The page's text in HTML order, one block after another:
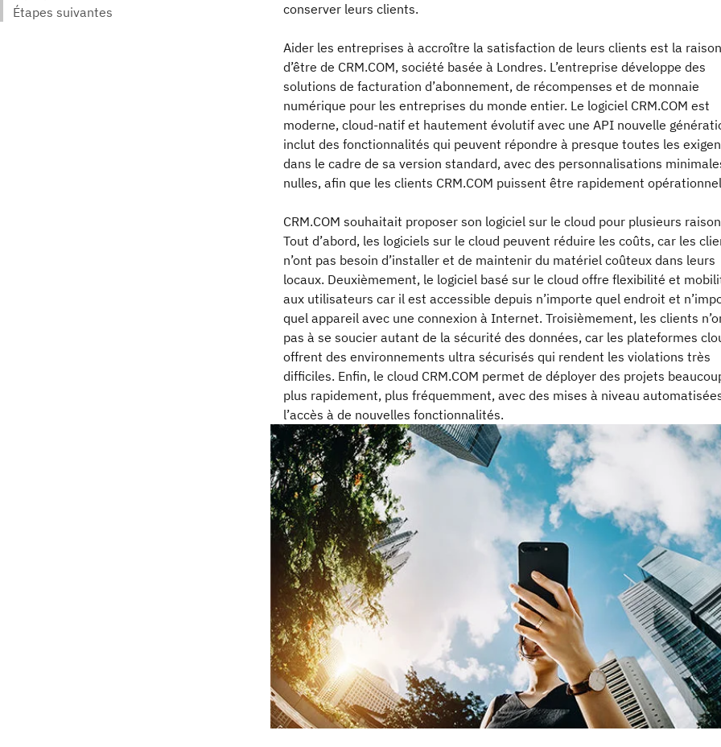
conserver leurs clients.
Aider les entreprises à accroître la satisfaction de leurs clients est la raison
d’être de CRM.COM, société basée à Londres. L’entreprise développe des
solutions de facturation d’abonnement, de récompenses et de monnaie
numérique pour les entreprises du monde entier. Le logiciel CRM.COM est
moderne, cloud-natif et hautement évolutif avec une API nouvelle
inclut des fonctionnalités qui peuvent répondre à presque toutes les
dans le cadre de sa version standard, avec des personnalisations
nulles, afin que les clients CRM.COM puissent être rapidement
CRM.COM souhaitait proposer son logiciel sur le cloud pour plusieurs
Tout d’abord, les logiciels sur le cloud peuvent réduire les coûts, car les
n’ont pas besoin d’installer et de maintenir du matériel coûteux dans leurs
locaux. Deuxièmement, le logiciel basé sur le cloud offre flexibilité et
aux utilisateurs car il est accessible depuis n’importe quel endroit et
quel appareil avec une connexion à Internet. Troisièmement, les clients
pas à se soucier autant de la sécurité des données, car les plateformes
offrent des environnements ultra sécurisés qui rendent les violations très
difficiles. Enfin, le cloud CRM.COM permet de déployer des projets
plus rapidement, plus fréquemment, avec des mises à niveau
l’accès à de nouvelles fonctionnalités.